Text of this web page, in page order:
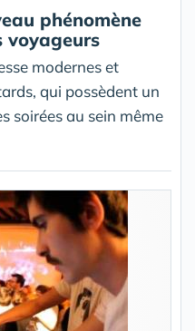
phénomène
voyageurs
modernes et
qui possèdent un
soirées au sein même